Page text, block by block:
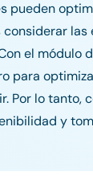
pueden
el módulo
para
Por lo
y